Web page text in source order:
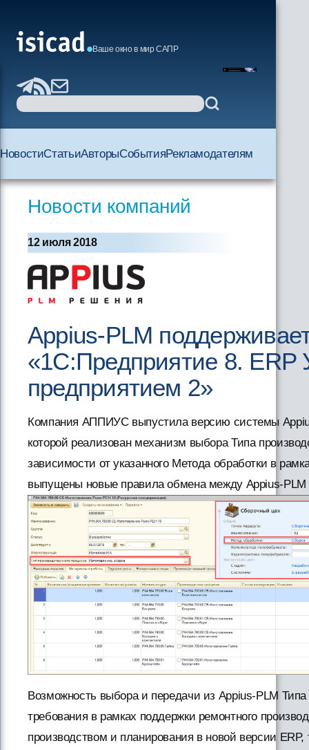
Ваше окно в мир САПР
НовостиСтатьиАвторыСобытияРекламодателям
Новости компаний
12 июля 2018
Appius-PLM
«1С:Предприятие 8. ERP
предприятием 2»
Компания АППИУС выпустила версию системы
которой реализован механизм выбора Типа
зависимости от указанного Метода обработки в
выпущены новые правила обмена между Appius-
Возможность выбора и передачи из Appius-PLM Типа
требования в рамках поддержки ремонтного
производством и планирования в новой версии ERP,